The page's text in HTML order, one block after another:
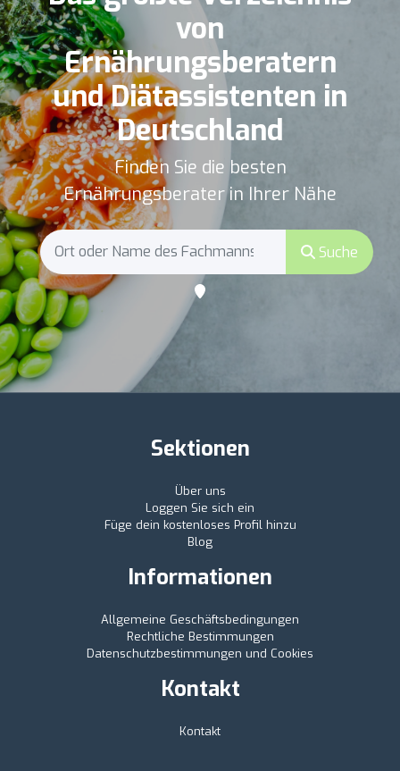
von
Ernährungsberatern
und Diätassistenten in
Deutschland
Finden Sie die besten
Ernährungsberater in Ihrer Nähe
Suche
Sektionen
Über uns
Loggen Sie sich ein
Füge dein kostenloses Profil hinzu
Blog
Informationen
Allgemeine Geschäftsbedingungen
Rechtliche Bestimmungen
Datenschutzbestimmungen und Cookies
Kontakt
Kontakt